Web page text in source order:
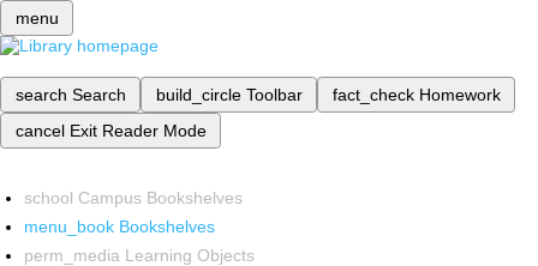
menu
search Search build_circle Toolbar fact_check Homework
cancel Exit Reader Mode
school Campus Bookshelves
menu_book Bookshelves
perm_media Learning Objects